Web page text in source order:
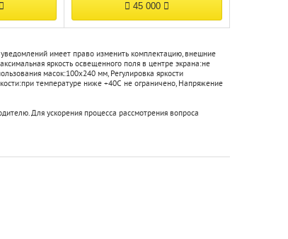
45 000
имеет право изменить комплектацию, внешние
яркость освещенного поля в центре экрана:не
масок:100х240 мм, Регулировка яркости
при температуре ниже +40С не ограничено, Напряжение
Для ускорения процесса рассмотрения вопроса